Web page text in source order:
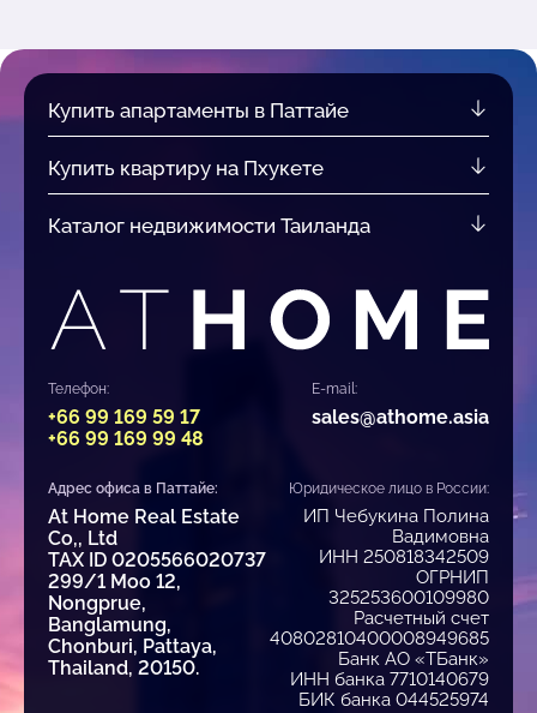
Купить апартаменты в Паттайе
Купить квартиру на Пхукете
Каталог недвижимости Таиланда
Телефон:
+66 99 169 59 17
+66 99 169 99 48
E-mail:
sales@athome.asia
Адрес офиса в Паттайе:
At Home Real Estate
Co,, Ltd
TAX ID 0205566020737
299/1 Moo 12,
Nongprue,
Banglamung,
Chonburi, Pattaya,
Thailand, 20150.
Юридическое лицо в России:
ИП Чебукина Полина
Вадимовна
ИНН 250818342509
ОГРНИП
325253600109980
Расчетный счет
40802810400008949685
Банк АО «ТБанк»
ИНН банка 7710140679
БИК банка 044525974